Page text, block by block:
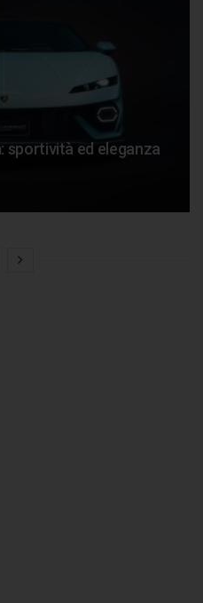
sportività ed eleganza